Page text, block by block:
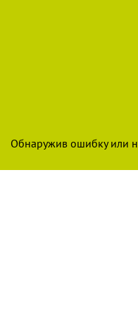
Обнаружив ошибку или